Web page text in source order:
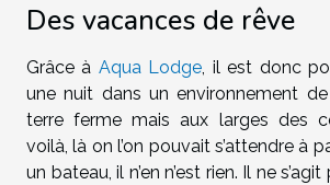
Des vacances de rêve
Grâce à Aqua Lodge, il est donc
une nuit dans un environnement
terre ferme mais aux larges des
voilà, là on l’on pouvait s’attendre à
un bateau, il n’en n’est rien. Il ne